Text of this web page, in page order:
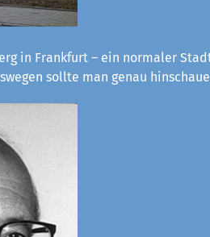
in Frankfurt – ein normaler
sollte man genau